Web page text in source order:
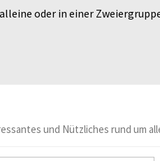
oder in einer
und Nützliches rund um